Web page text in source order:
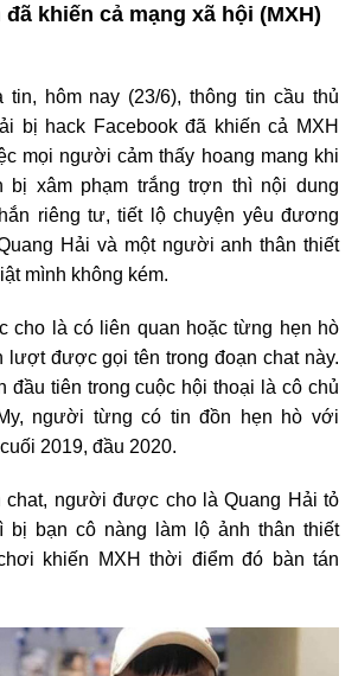
khiến cả mạng xã hội (MXH)
tin, hôm nay (23/6), thông tin cầu thủ
bị hack Facebook đã khiến cả MXH
mọi người cảm thấy hoang mang khi
bị xâm phạm trắng trợn thì nội dung
riêng tư, tiết lộ chuyện yêu đương
Hải và một người anh thân thiết
mình không kém.
cho là có liên quan hoặc từng hẹn hò
lượt được gọi tên trong đoạn chat này.
đầu tiên trong cuộc hội thoại là cô chủ
người từng có tin đồn hẹn hò với
2019, đầu 2020.
chat, người được cho là Quang Hải tỏ
bị bạn cô nàng làm lộ ảnh thân thiết
khiến MXH thời điểm đó bàn tán